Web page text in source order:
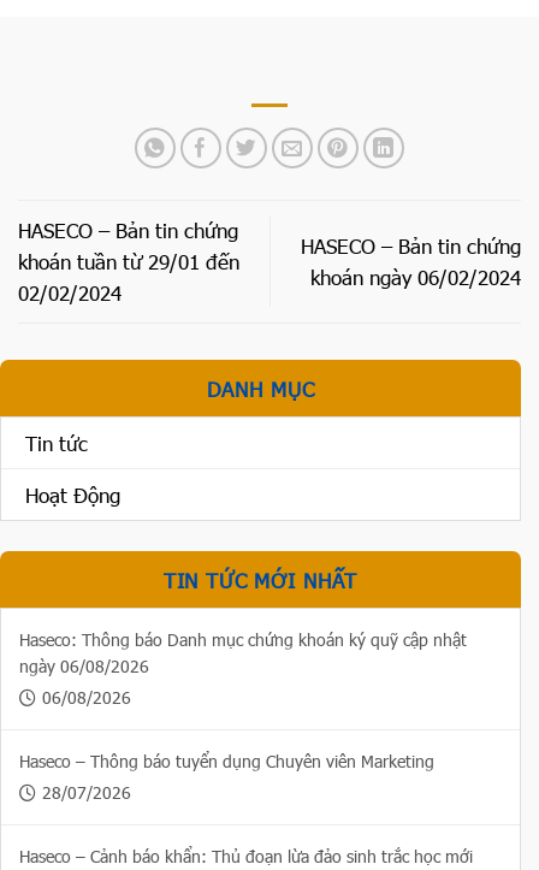
HASECO – Bản tin chứng
khoán tuần từ 29/01 đến
02/02/2024
HASECO – Bản tin chứng
khoán ngày 06/02/2024
DANH MỤC
Tin tức
Hoạt Động
TIN TỨC MỚI NHẤT
Haseco: Thông báo Danh mục chứng khoán ký quỹ cập nhật
ngày 06/08/2026
06/08/2026
Haseco – Thông báo tuyển dụng Chuyên viên Marketing
28/07/2026
Haseco – Cảnh báo khẩn: Thủ đoạn lừa đảo sinh trắc học mới